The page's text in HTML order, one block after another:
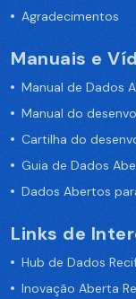
Agradecimentos
Manuais e
Manual de Dados
Manual do
Cartilha do
Guia de Dados
Dados Abertos
Links de
Hub de Dados
Inovação Aberta